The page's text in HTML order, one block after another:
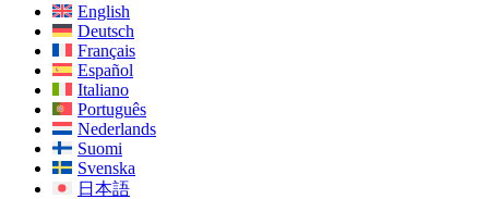
English
Deutsch
Français
Español
Italiano
Português
Nederlands
Suomi
Svenska
日本語